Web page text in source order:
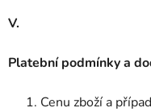
V.
Platební podmínky a
Cenu zboží a